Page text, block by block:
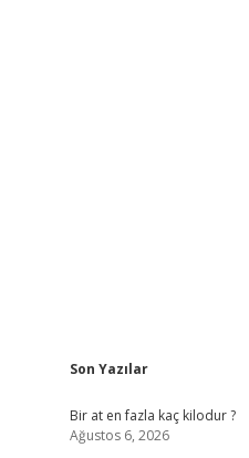
Sidebar
Son Yazılar
Bir at en fazla kaç kilodur ?
Ağustos 6, 2026